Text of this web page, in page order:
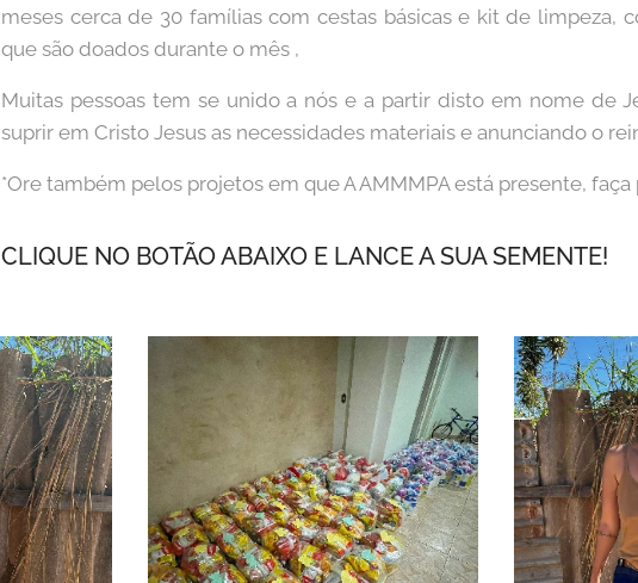
meses cerca de 30 famílias com cestas básicas e kit de limpeza,
que são doados durante o mês ,
Muitas pessoas tem se unido a nós e a partir disto em nome de
suprir em Cristo Jesus as necessidades materiais e anunciando o
*Ore também pelos projetos em que A AMMMPA está presente,
CLIQUE NO BOTÃO ABAIXO E LANCE A SUA SEMENTE!